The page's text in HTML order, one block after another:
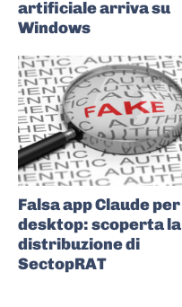
artificiale arriva su
Windows
Falsa app Claude per
desktop: scoperta la
distribuzione di
SectopRAT